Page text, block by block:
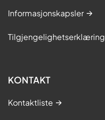
Informasjonskapsler
Tilgjengelighetserklæring
KONTAKT
Kontaktliste